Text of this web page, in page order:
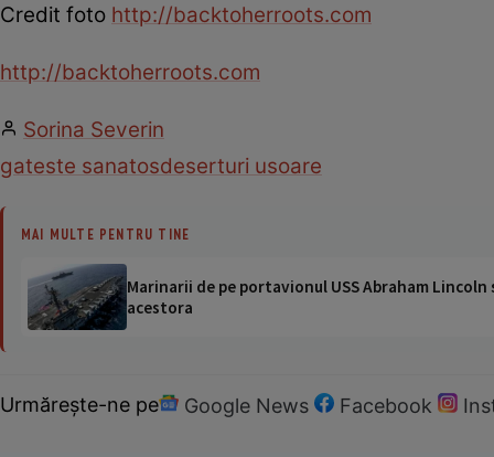
Credit foto http://backtoherroots.com
http://backtoherroots.com
Sorina Severin
gateste sanatosdeserturi usoare
MAI MULTE PENTRU TINE
Marinarii de pe portavionul USS Abraham
acestora
Urmărește-ne pe Google News Facebook